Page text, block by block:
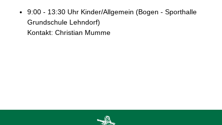
9:00 - 13:30 Uhr Kinder/Allgemein (Bogen - Sporthalle
Grundschule Lehndorf)
Kontakt: Christian Mumme